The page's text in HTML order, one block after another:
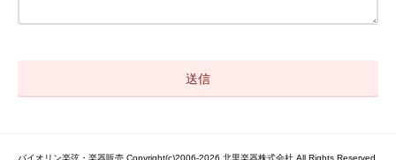
バイオリン楽弦・楽器販売 Copyright(c)2006-2026 北里楽器株式会社 All Rights Reserved.